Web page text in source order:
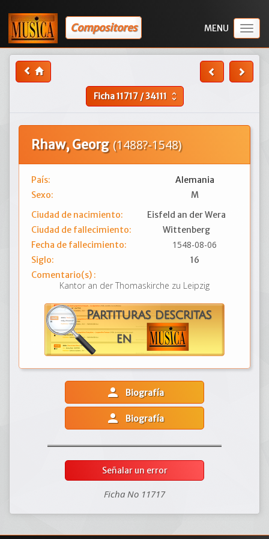
Compositores
Ficha11717/34111 unfold_more
Rhaw, Georg(1488?-1548)
País:
Alemania
Sexo:
M
Ciudad de nacimiento:
Eisfeld an der Wera
Ciudad de fallecimiento:
Wittenberg
Fecha de fallecimiento:
1548-08-06
Siglo:
16
Comentario(s) :
Kantor an der Thomaskirche zu Leipzig
person Biografía
person Biografía
Señalar un error
Ficha No 11717